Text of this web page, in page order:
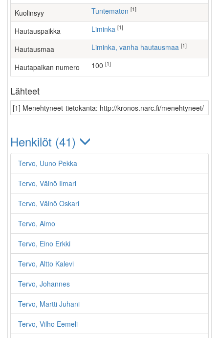
Kuolinsyy Tuntematon [1]
Hautauspaikka Liminka [1]
Hautausmaa Liminka, vanha hautausmaa [1]
Hautapaikan numero 100 [1]
Lähteet
[1] Menehtyneet-tietokanta: http://kronos.narc.fi/menehtyneet/
Henkilöt (41)
Tervo, Uuno Pekka
Tervo, Väinö Ilmari
Tervo, Väinö Oskari
Tervo, Aimo
Tervo, Eino Erkki
Tervo, Altto Kalevi
Tervo, Johannes
Tervo, Martti Juhani
Tervo, Vilho Eemeli